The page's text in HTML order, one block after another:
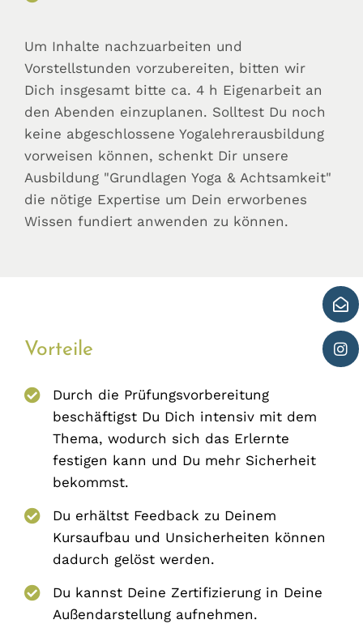
Um Inhalte nachzuarbeiten und
Vorstellstunden vorzubereiten, bitten wir
Dich insgesamt bitte ca. 4 h Eigenarbeit an
den Abenden einzuplanen. Solltest Du noch
keine abgeschlossene Yogalehrerausbildung
vorweisen können, schenkt Dir unsere
Ausbildung "Grundlagen Yoga & Achtsamkeit"
die nötige Expertise um Dein erworbenes
Wissen fundiert anwenden zu können.
Vorteile
Durch die Prüfungsvorbereitung
beschäftigst Du Dich intensiv mit dem
Thema, wodurch sich das Erlernte
festigen kann und Du mehr Sicherheit
bekommst.
Du erhältst Feedback zu Deinem
Kursaufbau und Unsicherheiten können
dadurch gelöst werden.
Du kannst Deine Zertifizierung in Deine
Außendarstellung aufnehmen.